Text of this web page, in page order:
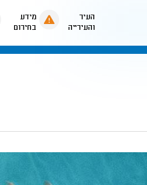
העיר
והעירייה
מידע
בחירום